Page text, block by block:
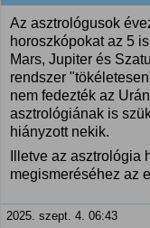
Az asztrológusok
horoszkópokat az 5
Mars, Jupiter és
rendszer
nem fedezték az
asztrológiának is
hiányzott nekik.
Illetve az
megismeréséhez az
2025. szept. 4. 06:43